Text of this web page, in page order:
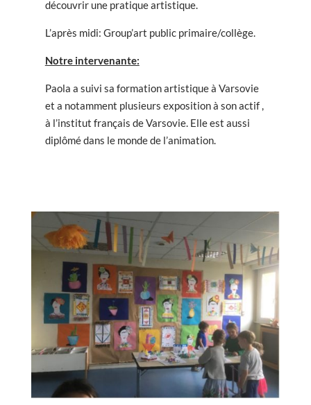
découvrir une pratique artistique.
L’après midi: Group’art public primaire/collège.
Notre intervenante:
Paola a suivi sa formation artistique à Varsovie
et a notamment plusieurs exposition à son actif ,
à l’institut français de Varsovie. Elle est aussi
diplômé dans le monde de l’animation.